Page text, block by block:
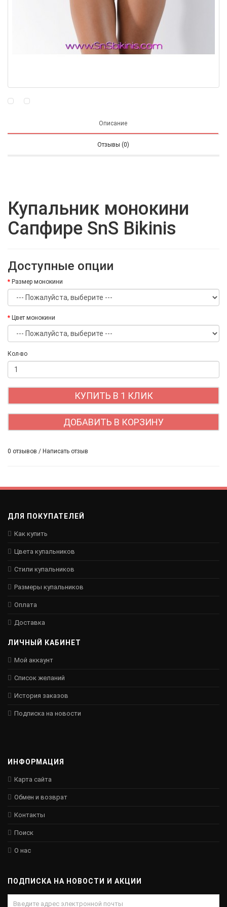
Описание
Отзывы (0)
Купальник монокини
Сапфире SnS Bikinis
Доступные опции
Размер монокини
Цвет монокини
Кол-во
КУПИТЬ В 1 КЛИК
ДОБАВИТЬ В КОРЗИНУ
0 отзывов / Написать отзыв
ДЛЯ ПОКУПАТЕЛЕЙ
Как купить
Цвета купальников
Стили купальников
Размеры купальников
Оплата
Доставка
ЛИЧНЫЙ КАБИНЕТ
Мой аккаунт
Список желаний
История заказов
Подписка на новости
ИНФОРМАЦИЯ
Карта сайта
Обмен и возврат
Контакты
Поиск
О нас
ПОДПИСКА НА НОВОСТИ И АКЦИИ